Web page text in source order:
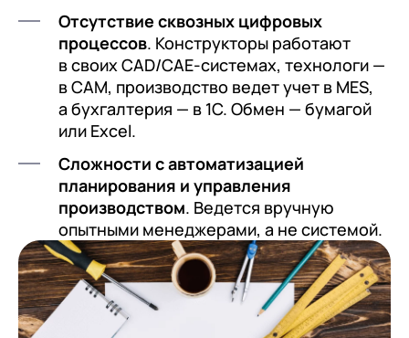
Отсутствие сквозных цифровых
процессов. Конструкторы работают
в своих CAD/CAE-системах, технологи —
в CAM, производство ведет учет в MES,
а бухгалтерия — в 1С. Обмен — бумагой
или Excel.
Сложности с автоматизацией
планирования и управления
производством. Ведется вручную
опытными менеджерами, а не системой.